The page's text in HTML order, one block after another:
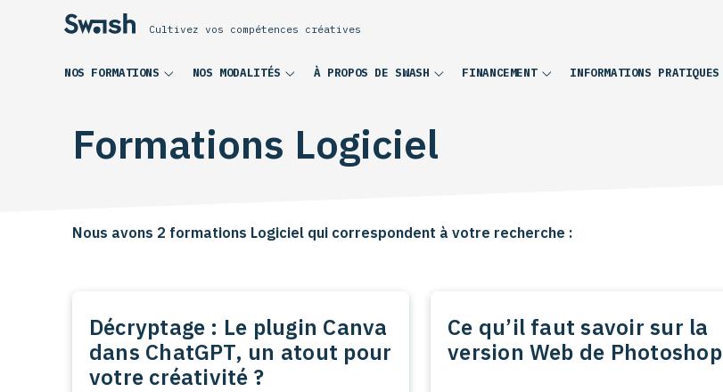
Cultivez vos compétences créatives
NOS FORMATIONS NOS MODALITÉS À PROPOS DE SWASH FINANCEMENT INFORMATIONS PRATIQUES
Formations Logiciel
Nous avons 2 formations Logiciel qui correspondent à votre recherche :
Décryptage : Le plugin Canva
dans ChatGPT, un atout pour
votre créativité ?
Ce qu’il faut savoir sur la
version Web de Photoshop